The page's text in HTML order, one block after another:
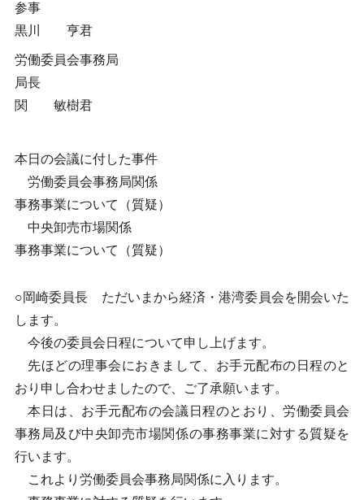
参事
黒川 亨君
労働委員会事務局
局長
関 敏樹君
本日の会議に付した事件
労働委員会事務局関係
事務事業について（質疑）
中央卸売市場関係
事務事業について（質疑）
○岡崎委員長 ただいまから経済・港湾委員会を開会いた
します。
今後の委員会日程について申し上げます。
先ほどの理事会におきまして、お手元配布の日程のと
おり申し合わせましたので、ご了承願います。
本日は、お手元配布の会議日程のとおり、労働委員会
事務局及び中央卸売市場関係の事務事業に対する質疑を
行います。
これより労働委員会事務局関係に入ります。